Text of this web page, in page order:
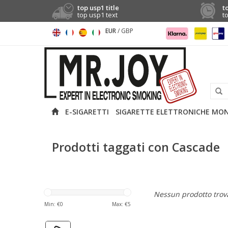
top usp1 title
top usp1 text
EUR/ GBP
E-SIGARETTI SIGARETTE ELETTRONICHE
Prodotti taggati con Cascade
Min: €0 Max: €5
Nessun prodotto